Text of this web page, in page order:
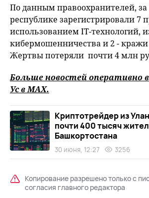
По данным правоохранителей, за
республике зарегистрировали 7
использованием IT-технологий,
кибермошенничества и 2 - кражи
Жертвы потеряли почти 4 млн
Больше новостей оперативно
Ус вMAХ.
Криптотрейдер из
почти 400 тысяч
Башкортостана
30 июня, 12:27 3256
Копирование разрешено только с
согласия главного редактора